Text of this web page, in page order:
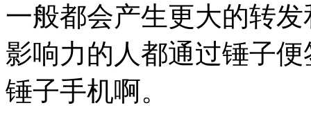
一般都会产生更大的转
影响力的人都通过锤子
锤子手机啊。